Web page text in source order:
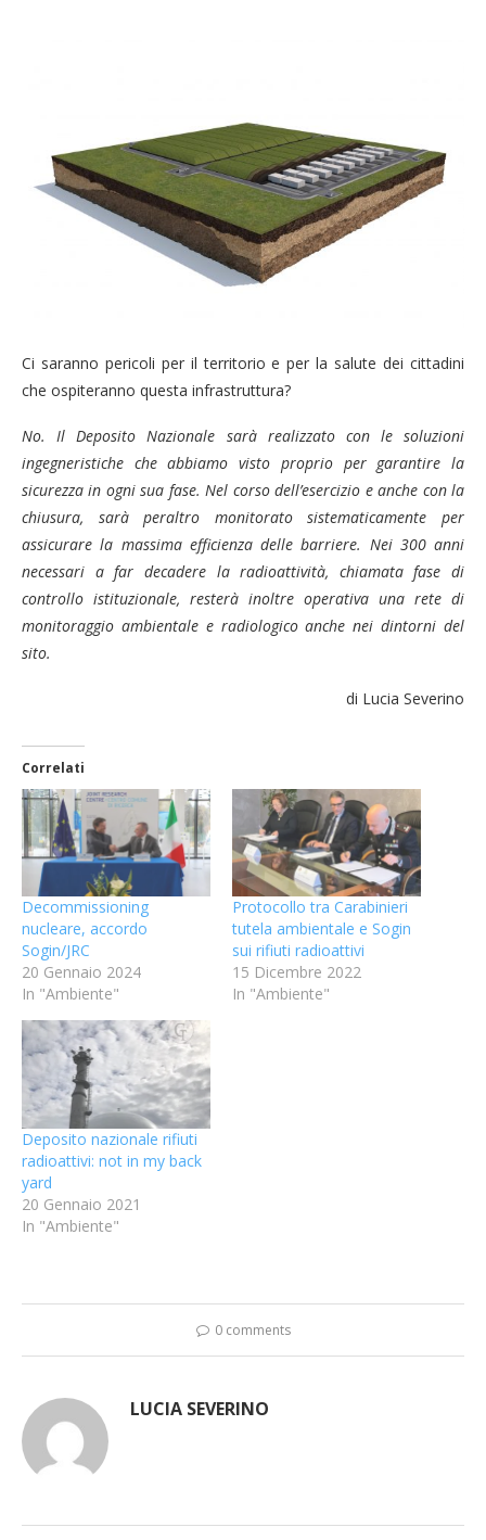
Ci saranno pericoli per il territorio e per la salute dei cittadini
che ospiteranno questa infrastruttura?
No. Il Deposito Nazionale sarà realizzato con le soluzioni
ingegneristiche che abbiamo visto proprio per garantire la
sicurezza in ogni sua fase. Nel corso dell’esercizio e anche con la
chiusura, sarà peraltro monitorato sistematicamente per
assicurare la massima efficienza delle barriere. Nei 300 anni
necessari a far decadere la radioattività, chiamata fase di
controllo istituzionale, resterà inoltre operativa una rete di
monitoraggio ambientale e radiologico anche nei dintorni del
sito.
di Lucia Severino
Correlati
Decommissioning
nucleare, accordo
Sogin/JRC
20 Gennaio 2024
In "Ambiente"
Protocollo tra Carabinieri
tutela ambientale e Sogin
sui rifiuti radioattivi
15 Dicembre 2022
In "Ambiente"
Deposito nazionale rifiuti
radioattivi: not in my back
yard
20 Gennaio 2021
In "Ambiente"
0 comments
LUCIA SEVERINO